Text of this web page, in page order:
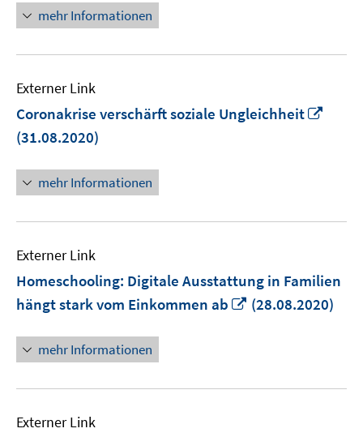
mehr Informationen
Externer Link
Coronakrise verschärft soziale Ungleichheit
(31.08.2020)
mehr Informationen
Externer Link
Homeschooling: Digitale Ausstattung in Familien
hängt stark vom Einkommen ab
In
(28.08.2020)
mehr Informationen
Externer Link